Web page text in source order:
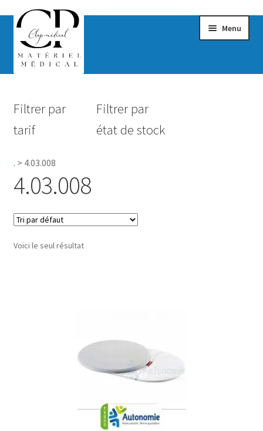
Menu
Hygiène
Accessoires Salle de bain
Filtrer par
tarif
Filtrer par
état de stock
. > 4.03.008
4.03.008
Voici le seul résultat